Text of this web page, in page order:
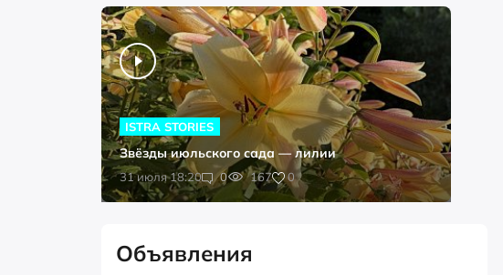
31 июля 18:20 0 167 0
ISTRA STORIES
Звёзды июльского сада — лилии
Объявления